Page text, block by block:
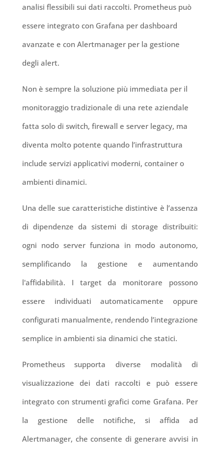
analisi flessibili sui dati raccolti. Prometheus può
essere integrato con Grafana per dashboard
avanzate e con Alertmanager per la gestione
degli alert.
Non è sempre la soluzione più immediata per il
monitoraggio tradizionale di una rete aziendale
fatta solo di switch, firewall e server legacy, ma
diventa molto potente quando l’infrastruttura
include servizi applicativi moderni, container o
ambienti dinamici.
Una delle sue caratteristiche distintive è l’assenza
di dipendenze da sistemi di storage distribuiti:
ogni nodo server funziona in modo autonomo,
semplificando la gestione e aumentando
l'affidabilità. I target da monitorare possono
essere individuati automaticamente oppure
configurati manualmente, rendendo l’integrazione
semplice in ambienti sia dinamici che statici.
Prometheus supporta diverse modalità di
visualizzazione dei dati raccolti e può essere
integrato con strumenti grafici come Grafana. Per
la gestione delle notifiche, si affida ad
Alertmanager, che consente di generare avvisi in